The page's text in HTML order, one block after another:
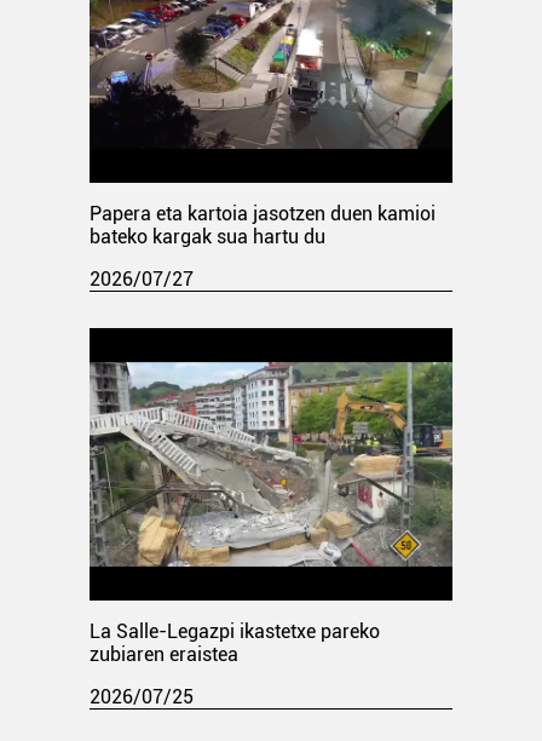
Papera eta kartoia jasotzen duen kamioi
bateko kargak sua hartu du
2026/07/27
La Salle-Legazpi ikastetxe pareko
zubiaren eraistea
2026/07/25